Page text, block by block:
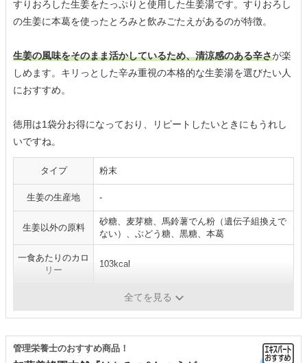
すりおろした生姜をたっぷりと使用した生姜湯です。すりおろし
の生姜に本葛を使ったとろみと飲みごたえがあるのが特徴。
生姜の風味をそのまま活かしているため、清涼感のある辛さが楽
しめます。キリっとした辛み重視の本格的な生姜湯を選びたい人
におすすめ。
徳用は1袋分お得になっており、リピートしたいときにもうれし
いですね。
タイプ 粉末
生姜の生産地 -
生姜以外の原料
砂糖、麦芽糖、馬鈴薯でん粉（遺伝子組換えで
ない）、ぶどう糖、黒糖、本葛
一食あたりのカロ
リー
103kcal
27g×11袋全てを見る
管理栄養士のおすすめ商品！